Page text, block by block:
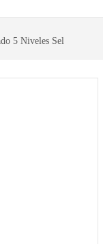
5 Niveles Sel